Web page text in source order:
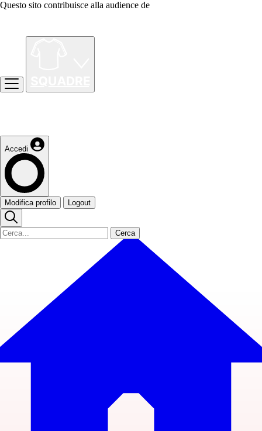
Questo sito contribuisce alla audience de
Accedi
Modifica profilo Logout
Cerca